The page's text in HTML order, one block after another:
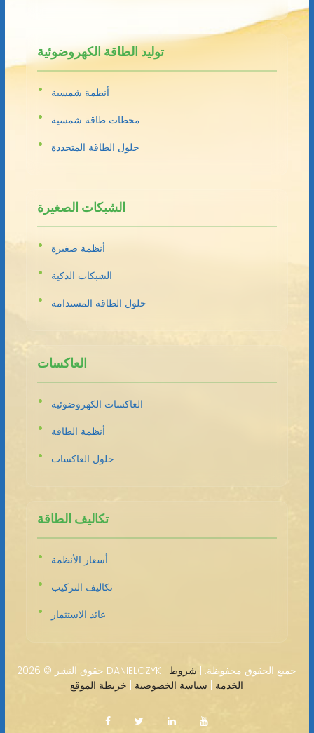
توليد الطاقة الكهروضوئية
أنظمة شمسية
محطات طاقة شمسية
حلول الطاقة المتجددة
الشبكات الصغيرة
أنظمة صغيرة
الشبكات الذكية
حلول الطاقة المستدامة
العاكسات
العاكسات الكهروضوئية
أنظمة الطاقة
حلول العاكسات
تكاليف الطاقة
أسعار الأنظمة
تكاليف التركيب
عائد الاستثمار
حقوق النشر © 2026 DANIELCZYK · جميع الحقوق محفوظة. | شروط
الخدمة
سياسة الخصوصية خريطة الموقع